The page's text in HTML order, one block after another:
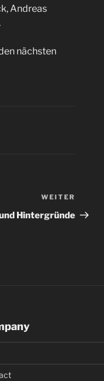
Andreas
nächsten
Beitrag
WEITER
Hintergründe